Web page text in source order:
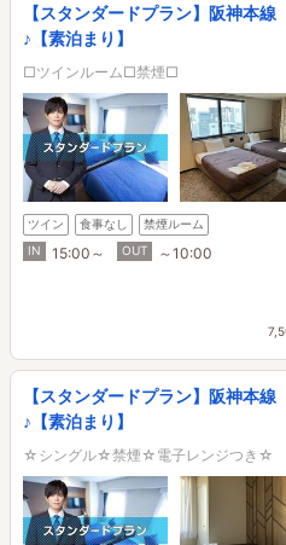
【スタンダードプラン】阪神本
♪【素泊まり】
□ツインルーム□禁煙□
ツイン 食事なし
禁煙ルーム
IN
15:00～ OUT ～10:00
【スタンダードプラン】阪神本
♪【素泊まり】
☆シングル☆禁煙☆電子レンジつき☆